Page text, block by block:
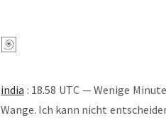
india : 18.58 UTC — Weni­ge
Wan­ge. Ich kann nicht